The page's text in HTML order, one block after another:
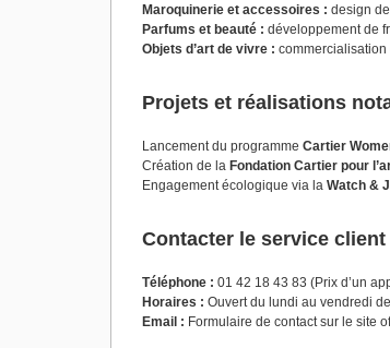
Maroquinerie et accessoires : design
Parfums et beauté : développement de
Objets d’art de vivre : commercialisation
Projets et réalisations
Lancement du programme Cartier
Création de la Fondation Cartier pour
Engagement écologique via la Watch &
Contacter le service client
Téléphone : 01 42 18 43 83 (Prix d’un
Horaires : Ouvert du lundi au vendredi
Email : Formulaire de contact sur le site